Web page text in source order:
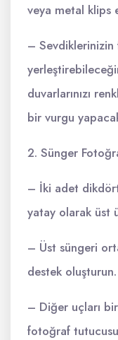
veya metal klips
– Sevdiklerinizin
duvarlarınızı
bir vurgu
2. Sünger
– İki adet
yatay olarak üst
– Üst süngeri
destek oluşturun.
– Diğer uçları bir
fotoğraf